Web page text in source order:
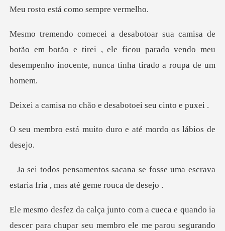
stá como sem
ão em botão e tirei , ele ficou parado vendo meu
desemp
chão e desabotoei
to duro e até mordo o
a se fosse uma escrava
estaria fri
ueca e quando ia
descer para chupar seu